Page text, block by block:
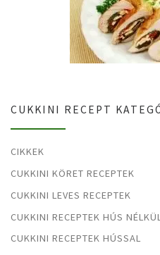
CUKKINI RECEPT
CIKKEK
CUKKINI KÖRET RECEPTEK
CUKKINI LEVES RECEPTEK
CUKKINI RECEPTEK HÚS NÉLKÜL
CUKKINI RECEPTEK HÚSSAL